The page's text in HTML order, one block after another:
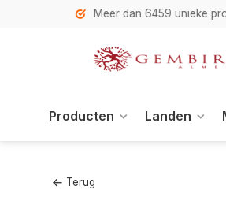
Meer dan 6459 unieke
Producten Landen
Terug